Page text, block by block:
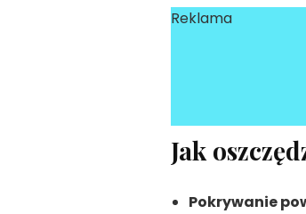
Reklama
Jak
Pokrywanie